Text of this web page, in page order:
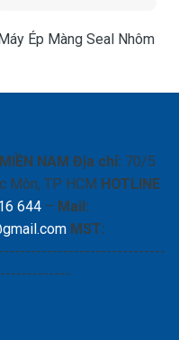
Máy Ép Màng Seal Nhôm
NAM Địa chỉ: 70/5
Môn, TP HCM HOTLINE
644 – Mail:
MST: